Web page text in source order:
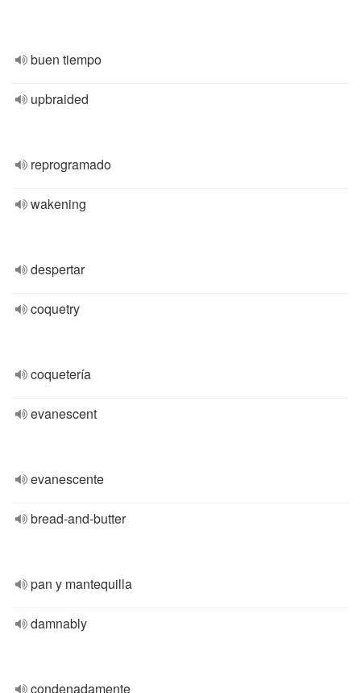
buen tiempo
upbraided
reprogramado
wakening
despertar
coquetry
coquetería
evanescent
evanescente
bread-and-butter
pan y mantequilla
damnably
condenadamente